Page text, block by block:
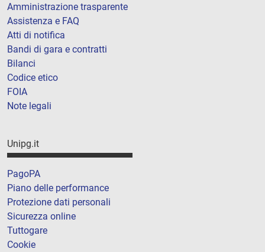
Amministrazione trasparente
Assistenza e FAQ
Atti di notifica
Bandi di gara e contratti
Bilanci
Codice etico
FOIA
Note legali
Unipg.it
PagoPA
Piano delle performance
Protezione dati personali
Sicurezza online
Tuttogare
Cookie